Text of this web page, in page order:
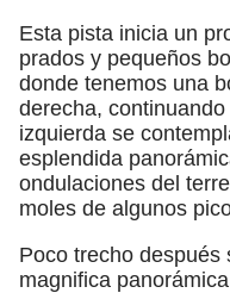
Esta pista inicia un
prados y pequeños
donde tenemos una
derecha,
izquierda se
esplendida
ondulaciones del
moles de algunos
Poco trecho después
magnifica